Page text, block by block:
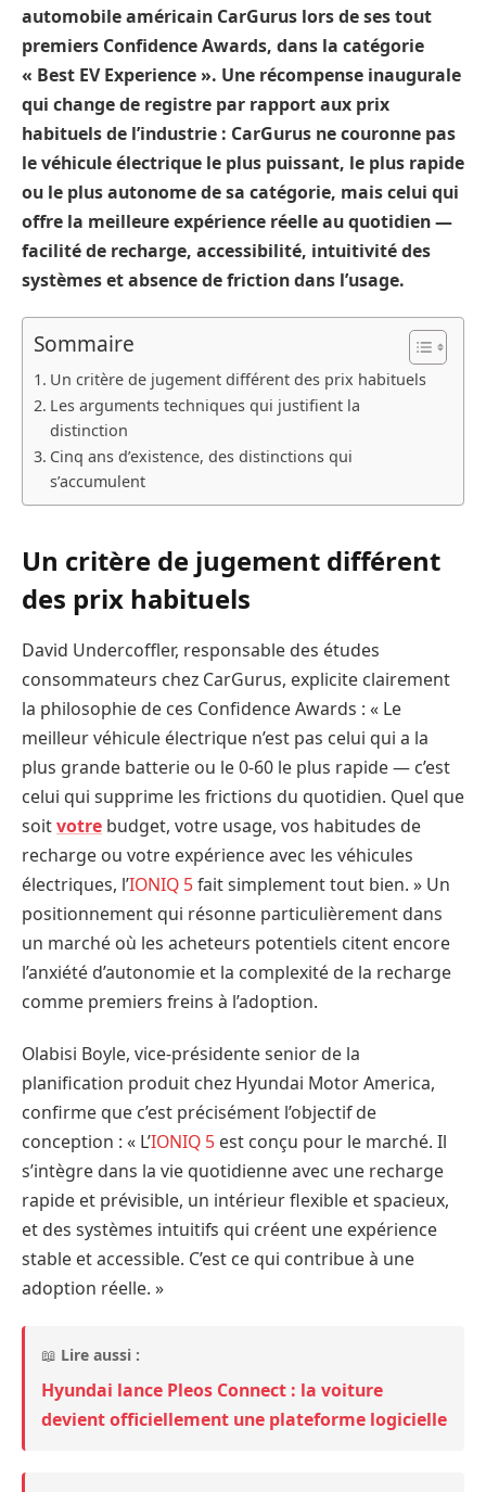
automobile américain CarGurus lors de ses tout
premiers Confidence Awards, dans la catégorie
« Best EV Experience ». Une récompense inaugurale
qui change de registre par rapport aux prix
habituels de l’industrie : CarGurus ne couronne pas
le véhicule électrique le plus puissant, le plus rapide
ou le plus autonome de sa catégorie, mais celui qui
offre la meilleure expérience réelle au quotidien —
facilité de recharge, accessibilité, intuitivité des
systèmes et absence de friction dans l’usage.
Sommaire
Un critère de jugement différent des prix habituels
Les arguments techniques qui justifient la
distinction
Cinq ans d’existence, des distinctions qui
s’accumulent
Un critère de jugement différent
des prix habituels
David Undercoffler, responsable des études
consommateurs chez CarGurus, explicite clairement
la philosophie de ces Confidence Awards : « Le
meilleur véhicule électrique n’est pas celui qui a la
plus grande batterie ou le 0-60 le plus rapide — c’est
celui qui supprime les frictions du quotidien. Quel que
soitvotre budget, votre usage, vos habitudes de
recharge ou votre expérience avec les véhicules
électriques, l’IONIQ 5fait simplement tout bien. » Un
positionnement qui résonne particulièrement dans
un marché où les acheteurs potentiels citent encore
l’anxiété d’autonomie et la complexité de la recharge
comme premiers freins à l’adoption.
Olabisi Boyle, vice-présidente senior de la
planification produit chez Hyundai Motor America,
confirme que c’est précisément l’objectif de
conception : « L’IONIQ 5 est conçu pour le marché. Il
s’intègre dans la vie quotidienne avec une recharge
rapide et prévisible, un intérieur flexible et spacieux,
et des systèmes intuitifs qui créent une expérience
stable et accessible. C’est ce qui contribue à une
adoption réelle. »
📖 Lire aussi :
Hyundai lance Pleos Connect : la voiture
devient officiellement une plateforme logicielle